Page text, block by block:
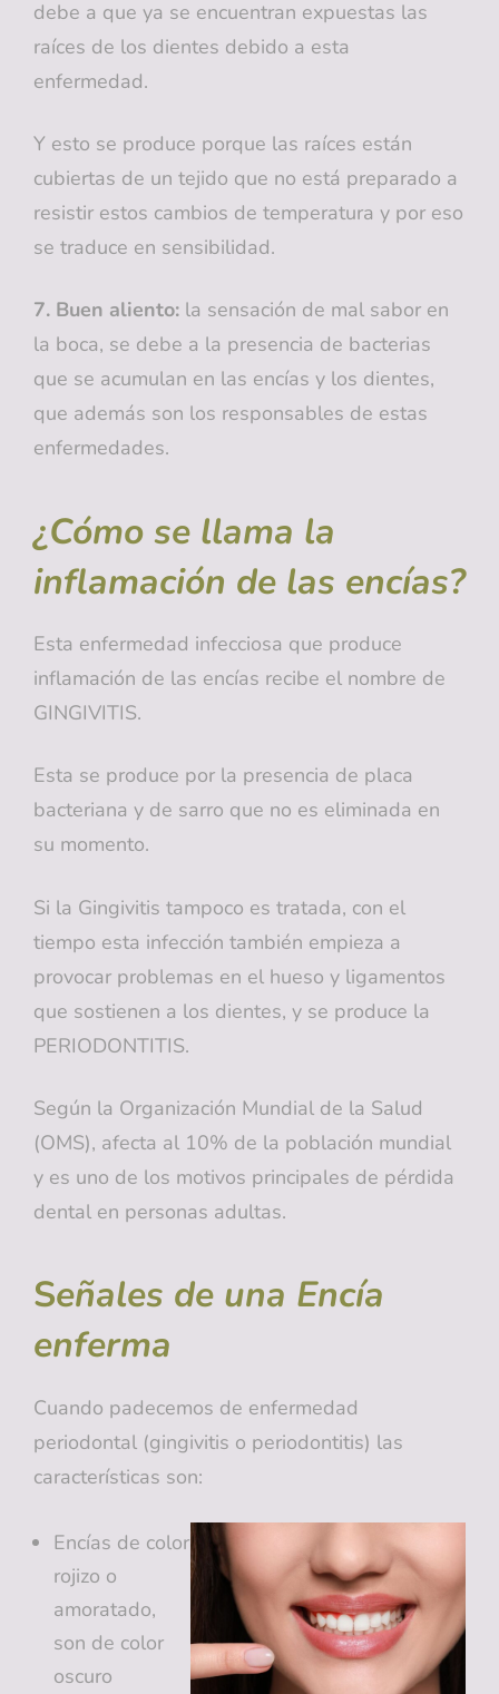
debe a que ya se encuentran expuestas las
raíces de los dientes debido a esta
enfermedad.
Y esto se produce porque las raíces están
cubiertas de un tejido que no está preparado a
resistir estos cambios de temperatura y por eso
se traduce en sensibilidad.
7. Buen aliento: la sensación de mal sabor en
la boca, se debe a la presencia de bacterias
que se acumulan en las encías y los dientes,
que además son los responsables de estas
enfermedades.
¿Cómo se llama la
inflamación de las encías?
Esta enfermedad infecciosa que produce
inflamación de las encías recibe el nombre de
GINGIVITIS.
Esta se produce por la presencia de placa
bacteriana y de sarro que no es eliminada en
su momento.
Si la Gingivitis tampoco es tratada, con el
tiempo esta infección también empieza a
provocar problemas en el hueso y ligamentos
que sostienen a los dientes, y se produce la
PERIODONTITIS.
Según la Organización Mundial de la Salud
(OMS), afecta al 10% de la población mundial
y es uno de los motivos principales de pérdida
dental en personas adultas.
Señales de una Encía
enferma
Cuando padecemos de enfermedad
periodontal (gingivitis o periodontitis) las
características son:
Encías de color
rojizo o
amoratado,
son de color
oscuro